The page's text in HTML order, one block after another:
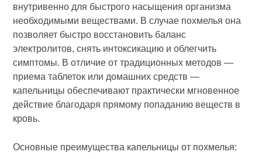
внутривенно для быстрого насыщения организма
необходимыми веществами. В случае похмелья она
позволяет быстро восстановить баланс
электролитов, снять интоксикацию и облегчить
симптомы. В отличие от традиционных методов —
приема таблеток или домашних средств —
капельницы обеспечивают практически мгновенное
действие благодаря прямому попаданию веществ в
кровь.
Основные преимущества капельницы от похмелья: